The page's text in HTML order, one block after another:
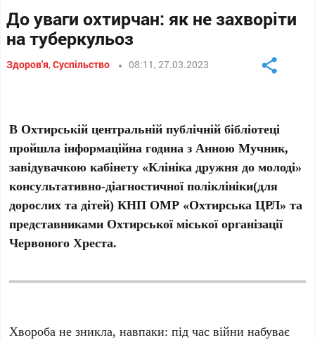
До уваги охтирчан: як не захворіти
на туберкульоз
Здоров'я,Суспільство 08:11, 27.03.2023
В Охтирській центральній публічній бібліотеці
пройшла інформаційна година з Анною Мучник,
завідувачкою кабінету «Клініка дружня до молоді»
консультативно-діагностичної поліклініки(для
дорослих та дітей) КНП ОМР «Охтирська ЦРЛ» та
представниками Охтирської міської організації
Червоного Хреста.
Хвороба не зникла, навпаки: під час війни набуває